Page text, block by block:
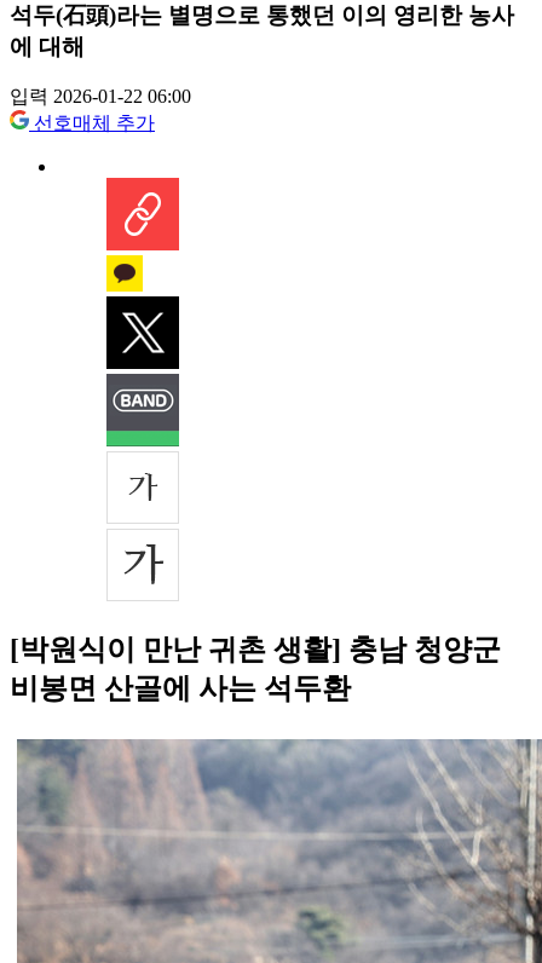
석두(石頭)라는 별명으로 통했던 이의 영리한 농사
에 대해
입력 2026-01-22 06:00
선호매체 추가
[박원식이 만난 귀촌 생활] 충남 청양군
비봉면 산골에 사는 석두환